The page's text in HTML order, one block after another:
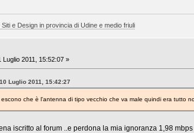
e Design in provincia di Udine e medio friuli
Luglio 2011, 15:52:07 »
Luglio 2011, 15:42:27
che è l'antenna di tipo vecchio che va male quindi era tutto
iscritto al forum ..e perdona la mia ignoranza 1,98